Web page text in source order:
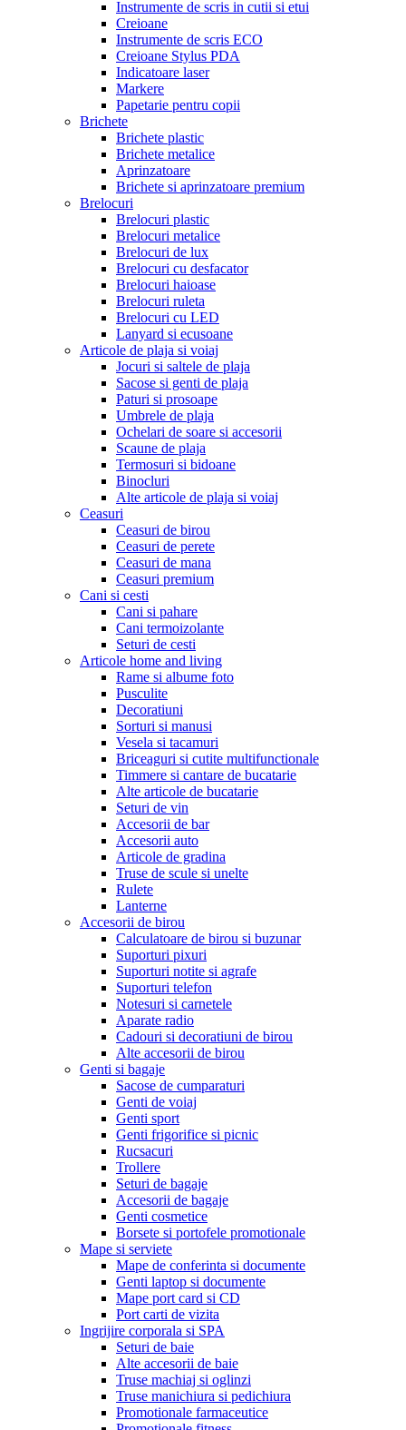
Instrumente de scris in cutii si etui
Creioane
Instrumente de scris ECO
Creioane Stylus PDA
Indicatoare laser
Markere
Papetarie pentru copii
Brichete
Brichete plastic
Brichete metalice
Aprinzatoare
Brichete si aprinzatoare premium
Brelocuri
Brelocuri plastic
Brelocuri metalice
Brelocuri de lux
Brelocuri cu desfacator
Brelocuri haioase
Brelocuri ruleta
Brelocuri cu LED
Lanyard si ecusoane
Articole de plaja si voiaj
Jocuri si saltele de plaja
Sacose si genti de plaja
Paturi si prosoape
Umbrele de plaja
Ochelari de soare si accesorii
Scaune de plaja
Termosuri si bidoane
Binocluri
Alte articole de plaja si voiaj
Ceasuri
Ceasuri de birou
Ceasuri de perete
Ceasuri de mana
Ceasuri premium
Cani si cesti
Cani si pahare
Cani termoizolante
Seturi de cesti
Articole home and living
Rame si albume foto
Pusculite
Decoratiuni
Sorturi si manusi
Vesela si tacamuri
Briceaguri si cutite multifunctionale
Timmere si cantare de bucatarie
Alte articole de bucatarie
Seturi de vin
Accesorii de bar
Accesorii auto
Articole de gradina
Truse de scule si unelte
Rulete
Lanterne
Accesorii de birou
Calculatoare de birou si buzunar
Suporturi pixuri
Suporturi notite si agrafe
Suporturi telefon
Notesuri si carnetele
Aparate radio
Cadouri si decoratiuni de birou
Alte accesorii de birou
Genti si bagaje
Sacose de cumparaturi
Genti de voiaj
Genti sport
Genti frigorifice si picnic
Rucsacuri
Trollere
Seturi de bagaje
Accesorii de bagaje
Genti cosmetice
Borsete si portofele promotionale
Mape si serviete
Mape de conferinta si documente
Genti laptop si documente
Mape port card si CD
Port carti de vizita
Ingrijire corporala si SPA
Seturi de baie
Alte accesorii de baie
Truse machiaj si oglinzi
Truse manichiura si pedichiura
Promotionale farmaceutice